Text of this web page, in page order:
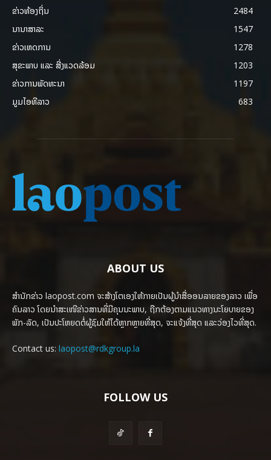
ຂ່າວທ້ອງຖິ່ນ
2484
ນານາສາລະ
1547
ຂ່າວເຫດການ
1278
ສຸຂະພາບ ແລະ ສີ່ງແວດລ້ອມ
1203
ຂ່າວການພັດທະນາ
1197
ມູມໄອທີລາວ
683
ABOUT US
ສຳນັກຂ່າວ laopost.com ຈະສ້າງໂຕເອງໃຫ້ກາຍເປັນຜູ້ນຳສື່ອອນລາຍຂອງລາວ ເພື່ອ
ຄົນລາວ ໂດຍນຳສະເໜີຂ່າວສານທີ່ມີຄຸນນະພາບ, ຖືກຕ້ອງຕາມແນວທາງນະໂຍບາຍຂອງ
ພັກ-ລັດ, ເປັນປະໂຫຍດຕໍ່ຜູ້ຊົມໃຫ້ໄດ້ຫຼາກຫຼາຍທີ່ສຸດ, ຈະແຈ້ງທີ່ສຸດ ແລະວ່ອງໄວທີ່ສຸດ.
Contact us: laopost@rdkgroup.la
FOLLOW US